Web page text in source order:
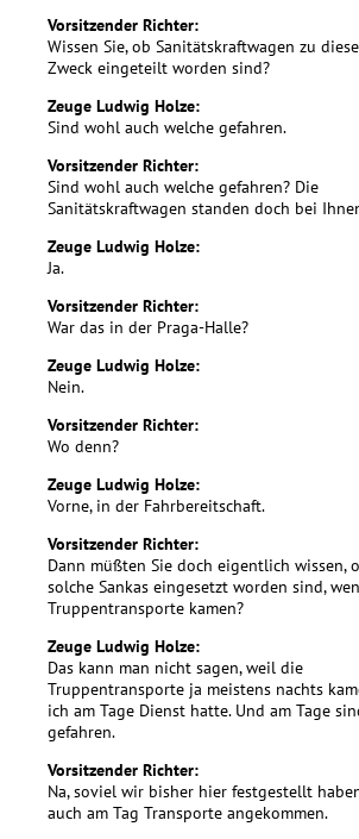
Vorsitzender Richter:
Wissen Sie, ob Sanitätskraftwagen zu
Zweck eingeteilt worden sind?
Zeuge Ludwig Holze:
Sind wohl auch welche gefahren.
Vorsitzender Richter:
Sind wohl auch welche gefahren? Die
Sanitätskraftwagen standen doch bei
Zeuge Ludwig Holze:
Ja.
Vorsitzender Richter:
War das in der Praga-Halle?
Zeuge Ludwig Holze:
Nein.
Vorsitzender Richter:
Wo denn?
Zeuge Ludwig Holze:
Vorne, in der Fahrbereitschaft.
Vorsitzender Richter:
Dann müßten Sie doch eigentlich wissen,
solche Sankas eingesetzt worden sind,
Truppentransporte kamen?
Zeuge Ludwig Holze:
Das kann man nicht sagen, weil die
Truppentransporte ja meistens nachts
ich am Tage Dienst hatte. Und am Tage
gefahren.
Vorsitzender Richter:
Na, soviel wir bisher hier festgestellt
auch am Tag Transporte angekommen.